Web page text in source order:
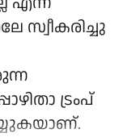
സ്വീകരിച്ചു
ട്രംപ്